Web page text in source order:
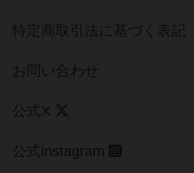
特定商取引法に基づく表記
お問い合わせ
公式X
公式instagram